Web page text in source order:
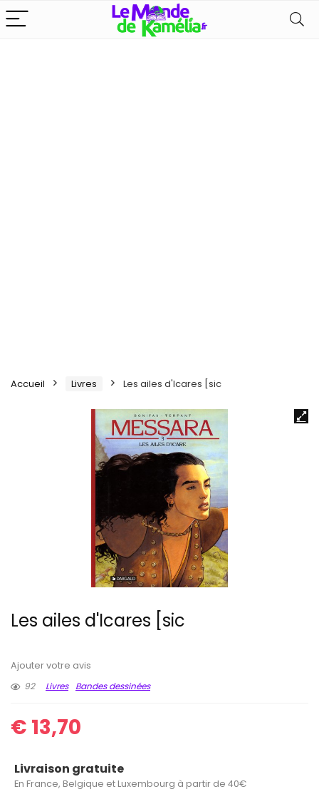
Accueil Livres Les ailes d'Icares [sic
Les ailes d'Icares [sic
Ajouter votre avis
92
Livres Bandes dessinées
€ 13,70
Livraison gratuite
En France, Belgique et Luxembourg à partir de 40€